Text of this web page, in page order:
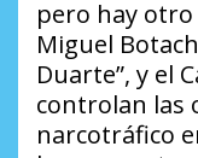
pero hay
Miguel
Duarte”, y el
controlan las
narcotráfico